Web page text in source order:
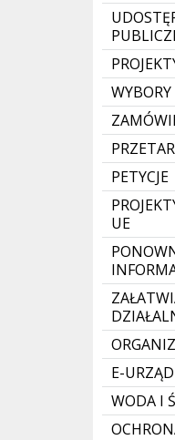
WYBORY
PETYCJE
UE
E-URZĄD
WODA I